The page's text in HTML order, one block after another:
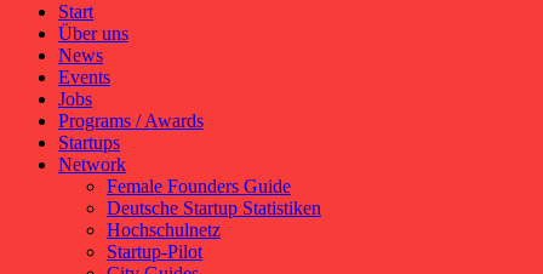
Start
Über uns
News
Events
Jobs
Programs / Awards
Startups
Network
Female Founders Guide
Deutsche Startup Statistiken
Hochschulnetz
Startup-Pilot